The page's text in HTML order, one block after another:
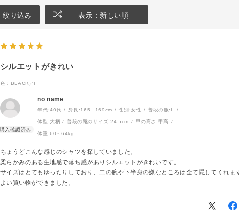
絞り込み 表示：新しい順
シルエットがきれい
色：BLACK／F
no name
年代:40代 身長:165～169cm 性別:女性 普段の服: L
体型:大柄 普段の靴のサイズ:24.5cm 甲の高さ:甲高
体重:60～64kg
ちょうどこんな感じのシャツを探していました。
柔らかみのある生地感で落ち感がありシルエットがきれいです。
サイズはとてもゆったりしており、二の腕や下半身の嫌なところは全て隠してくれま
よい買い物ができました。